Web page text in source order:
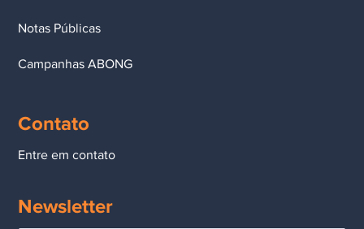
Notas Públicas
Campanhas ABONG
Contato
Entre em contato
Newsletter